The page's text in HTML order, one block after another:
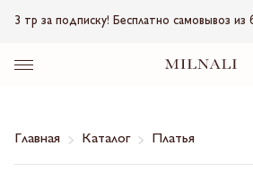
3 тр за подписку! Бесплатно самовывоз из
Главная Каталог Платья